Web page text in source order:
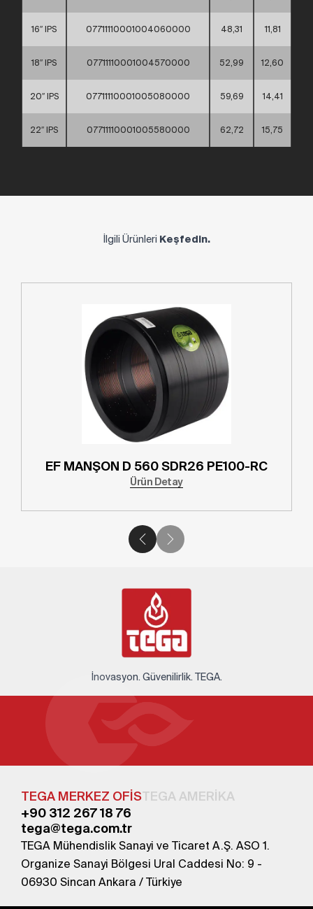
16″ IPS 07711110001004060000 48,31 11,81
18″ IPS 07711110001004570000 52,99 12,60
20″ IPS 07711110001005080000 59,69 14,41
22″ IPS 07711110001005580000 62,72 15,75
İlgili Ürünleri Keşfedin.
EF MANŞON D 560 SDR26 PE100-RC
Ürün Detay
İnovasyon. Güvenilirlik. TEGA.
TEGA MERKEZ OFİSTEGA AMERİKA
+90 312 267 18 76
tega@tega.com.tr
TEGA Mühendislik Sanayi ve Ticaret A.Ş. ASO 1.
Organize Sanayi Bölgesi Ural Caddesi No: 9 -
06930 Sincan Ankara / Türkiye